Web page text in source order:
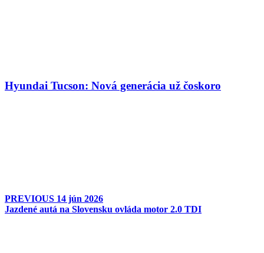
Hyundai Tucson: Nová generácia už čoskoro
PREVIOUS 14 jún 2026
Jazdené autá na Slovensku ovláda motor 2.0 TDI